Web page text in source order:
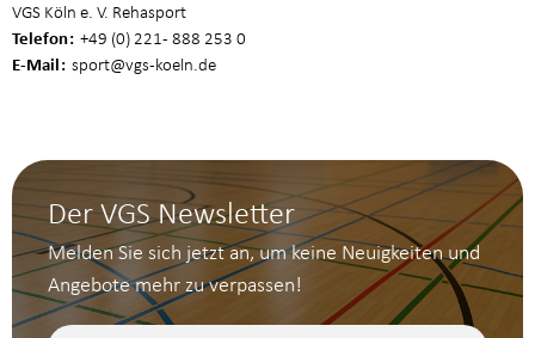
VGS Köln e. V. Rehasport
Telefon +49 (0) 221 - 888 253 0
E-Mail sport@vgs-koeln.de
Der VGS Newsletter
Melden Sie sich jetzt an, um keine Neuigkeiten und
Angebote mehr zu verpassen!